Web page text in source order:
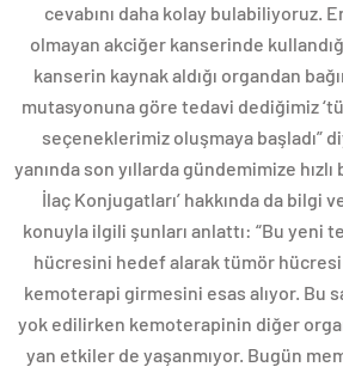
cevabını daha kolay bulabiliyoruz.
olmayan akciğer kanserinde
kanserin kaynak aldığı organdan
mutasyonuna göre tedavi dediğimiz
seçeneklerimiz oluşmaya başladı”
yanında son yıllarda gündemimize
İlaç Konjugatları’ hakkında da bilgi
konuyla ilgili şunları anlattı: “Bu yeni
hücresini hedef alarak tümör
kemoterapi girmesini esas alıyor. Bu
yok edilirken kemoterapinin diğer
yan etkiler de yaşanmıyor. Bugün